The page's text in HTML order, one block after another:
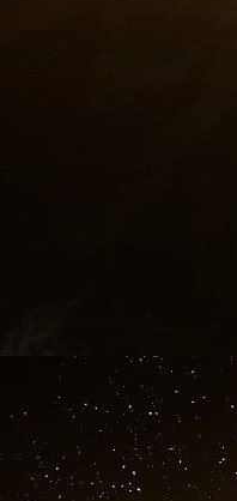
2000,
d’ailleurs les
d’Alstom.
terme. Notre
système de